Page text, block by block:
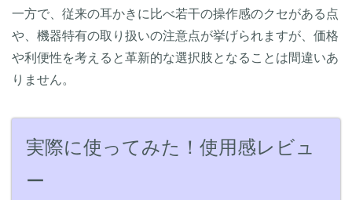
一方で、従来の耳かきに比べ若干の操作感のクセがある点
や、機器特有の取り扱いの注意点が挙げられますが、価格
や利便性を考えると革新的な選択肢となることは間違いあ
りません。
実際に使ってみた！使用感レビュ
ー